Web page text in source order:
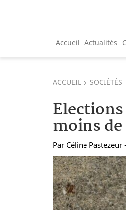
Accueil Actualités
ACCUEIL SOCIÉTÉS
moins de
Par Céline Pastezeur